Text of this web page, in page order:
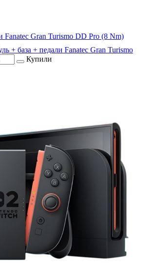
Fanatec Gran Turismo DD Pro (8 Nm)
+ база + педали Fanatec Gran Turismo
Купили